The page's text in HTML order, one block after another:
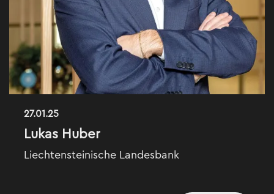
27.01.25
Lukas Huber
Liechtensteinische Landesbank